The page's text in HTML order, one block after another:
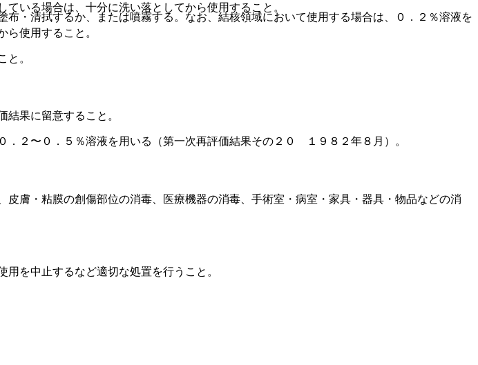
いる場合は、十分に洗い落としてから使用すること。
使用すること。
と。
・清拭するか、または噴霧する。なお、結核領域において使用する場合は、０．２％溶液を
果に留意すること。
２〜０．５％溶液を用いる（第一次再評価結果その２０ １９８２年８月）。
膚・粘膜の創傷部位の消毒、医療機器の消毒、手術室・病室・家具・器具・物品などの消
を中止するなど適切な処置を行うこと。